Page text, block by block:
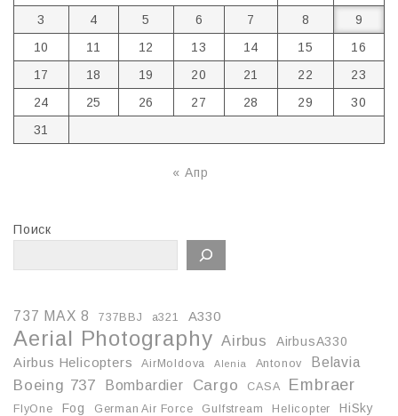
3
4 5 6 7 8
9
10
11 12 13 14 15
16
17
18 19 20 21 22
23
24
25 26 27 28 29
30
31
« Апр
Поиск
737 MAX 8 737BBJ a321 A330
Aerial Photography Airbus
AirbusA330
Airbus Helicopters
AirMoldova Alenia Antonov Belavia
Boeing 737 Bombardier Cargo CASA Embraer
FlyOne Fog German Air Force Gulfstream Helicopter HiSky